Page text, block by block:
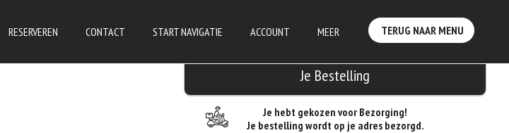
RESERVEREN CONTACT START NAVIGATIE ACCOUNT MEER TERUG NAAR MENU
Je hebt gekozen voor Bezorging!
Je bestelling wordt op je adres bezorgd.
Je Bestelling